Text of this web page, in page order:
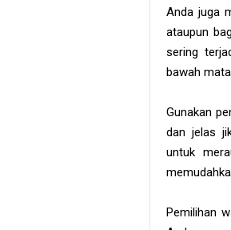
Anda juga
ataupun
sering
bawah
Gunakan
dan jelas
untuk
Pemilihan